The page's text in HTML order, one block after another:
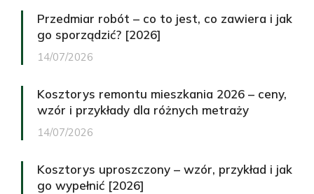
Przedmiar robót – co to jest, co zawiera i jak
go sporządzić? [2026]
14/07/2026
Kosztorys remontu mieszkania 2026 – ceny,
wzór i przykłady dla różnych metraży
14/07/2026
Kosztorys uproszczony – wzór, przykład i jak
go wypełnić [2026]